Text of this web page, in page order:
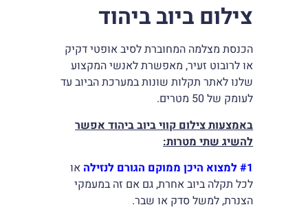
צילום ביוב ביהוד
הכנסת מצלמה המחוברת לסיב אופטי דקיק
או לרובוט זעיר, מאפשרת לאנשי המקצוע
שלנו לאתר תקלות שונות במערכת הביוב עד
לעומק של 50 מטרים.
באמצעות צילום קווי ביוב ביהוד אפשר
להשיג שתי מטרות:
#1למצוא היכן ממוקם הגורם לנזילה או
לכל תקלה ביוב אחרת, גם אם זה במעמקי
הצנרת, למשל סדק או שבר.